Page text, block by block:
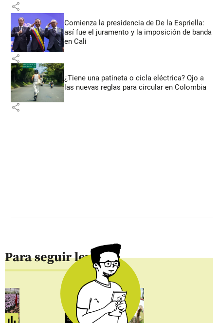
share
Comienza la presidencia de De la Espriella:
así fue el juramento y la imposición de banda
en Cali
share
¿Tiene una patineta o cicla eléctrica? Ojo a
las nuevas reglas para circular en Colombia
share
Para seguir leyendo